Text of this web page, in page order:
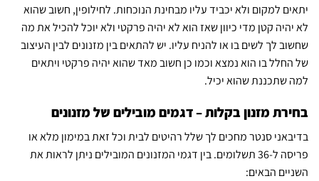
יתאים למקום ולא יכביד עליו מבחינת הנוכחות. לחילופין, חשוב שהוא
לא יהיה קטן מדי כיוון שאז הוא לא יהיה פרקטי ולא יוכל להכיל את מה
שחשוב לך לשים בו או להניח עליו. יש להתאים בין מזנונים לבין העיצוב
של החלל בו הוא נמצא וכמו כן חשוב מאד שהוא יהיה פרקטי ויתאים
למה שתכננת שהוא יכיל.
בחירת מזנון בקלות – דגמים מובילים של מזנונים
בדיבאני סנטר מחכים לך שלל רהיטים לבית וכל זאת במימון מלא או
פריסה ל-36 תשלומים. בין דגמי המזנונים המובילים ניתן לראות את
השניים הבאים: